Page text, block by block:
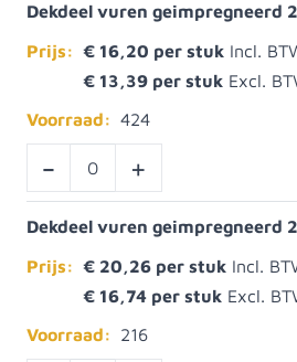
Dekdeel vuren geimpregneerd
Prijs: € 16,20
€ 13,39
Voorraad: 424
- +
Dekdeel vuren geimpregneerd
Prijs: € 20,26
€ 16,74
Voorraad:
216